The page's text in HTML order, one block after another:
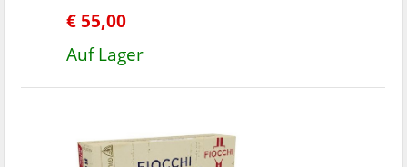
€ 55,00
Auf Lager